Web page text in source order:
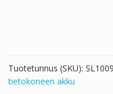
Tuotetunnus (SKU):
tietokoneen akku